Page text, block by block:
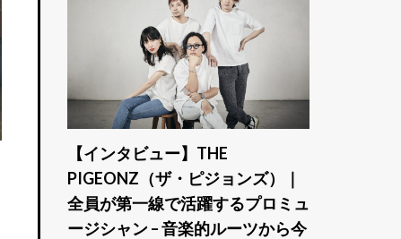
【インタビュー】THE
PIGEONZ（ザ・ピジョンズ）｜
全員が第一線で活躍するプロミュ
ージシャン – 音楽的ルーツから今